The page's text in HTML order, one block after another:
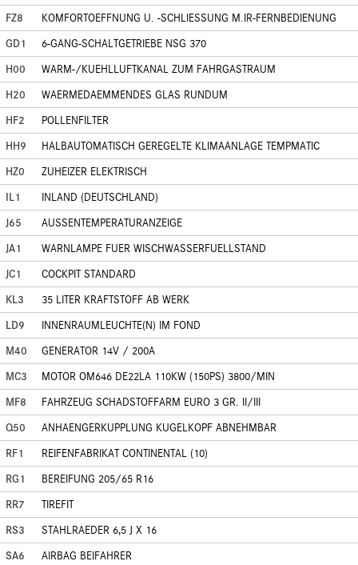
FZ8
KOMFORTOEFFNUNG U. -SCHLIESSUNG M.IR-FERNBEDIENUNG
GD1
6-GANG-SCHALTGETRIEBE NSG 370
H00
WARM-/KUEHLLUFTKANAL ZUM FAHRGASTRAUM
H20
WAERMEDAEMMENDES GLAS RUNDUM
HF2
POLLENFILTER
HH9
HALBAUTOMATISCH GEREGELTE KLIMAANLAGE TEMPMATIC
HZ0
ZUHEIZER ELEKTRISCH
IL1
INLAND (DEUTSCHLAND)
J65
AUSSENTEMPERATURANZEIGE
JA1
WARNLAMPE FUER WISCHWASSERFUELLSTAND
JC1
COCKPIT STANDARD
KL3
35 LITER KRAFTSTOFF AB WERK
LD9
INNENRAUMLEUCHTE(N) IM FOND
M40
GENERATOR 14V / 200A
MC3
MOTOR OM646 DE22LA 110KW (150PS) 3800/MIN
MF8
FAHRZEUG SCHADSTOFFARM EURO 3 GR. II/III
Q50
ANHAENGERKUPPLUNG KUGELKOPF ABNEHMBAR
RF1
REIFENFABRIKAT CONTINENTAL (10)
RG1
BEREIFUNG 205/65 R16
RR7
TIREFIT
RS3
STAHLRAEDER 6,5 J X 16
SA6
AIRBAG BEIFAHRER